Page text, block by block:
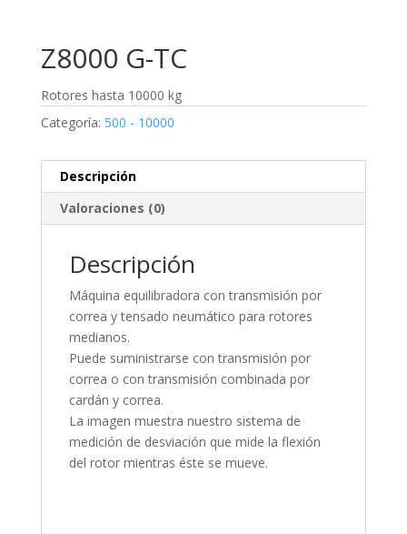
Z8000 G-TC
Rotores hasta 10000 kg
Categoría: 500 - 10000
Descripción
Valoraciones (0)
Descripción
Máquina equilibradora con transmisión por
correa y tensado neumático para rotores
medianos.
Puede suministrarse con transmisión por
correa o con transmisión combinada por
cardán y correa.
La imagen muestra nuestro sistema de
medición de desviación que mide la flexión
del rotor mientras éste se mueve.